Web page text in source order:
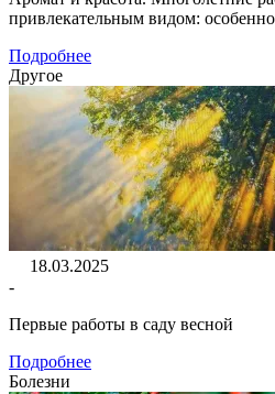
привлекательным видом:
Подробнее
Другое
18.03.2025
-
Первые работы в саду весной
Подробнее
Болезни